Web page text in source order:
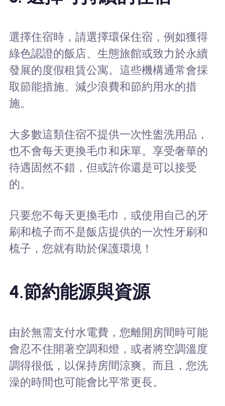
選擇住宿時，請選擇環保住宿，例如獲得
綠色認證的飯店、生態旅館或致力於永續
發展的度假租賃公寓。這些機構通常會採
取節能措施、減少浪費和節約用水的措
施。
大多數這類住宿不提供一次性盥洗用品，
也不會每天更換毛巾和床單。享受奢華的
待遇固然不錯，但或許你還是可以接受
的。
只要您不每天更換毛巾，或使用自己的牙
刷和梳子而不是飯店提供的一次性牙刷和
梳子，您就有助於保護環境！
4.節約能源與資源
由於無需支付水電費，您離開房間時可能
會忍不住開著空調和燈，或者將空調溫度
調得很低，以保持房間涼爽。而且，您洗
澡的時間也可能會比平常更長。